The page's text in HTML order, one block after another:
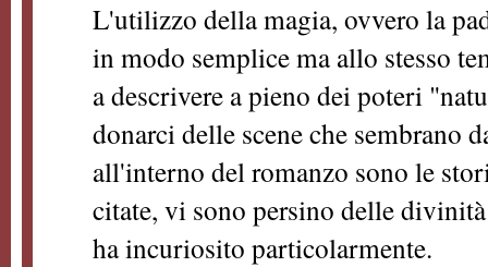
L'utilizzo della magia, ovvero la
in modo semplice ma allo stesso
a descrivere a pieno dei poteri
donarci delle scene che sembrano
all'interno del romanzo sono le
citate, vi sono persino delle
ha incuriosito particolarmente.